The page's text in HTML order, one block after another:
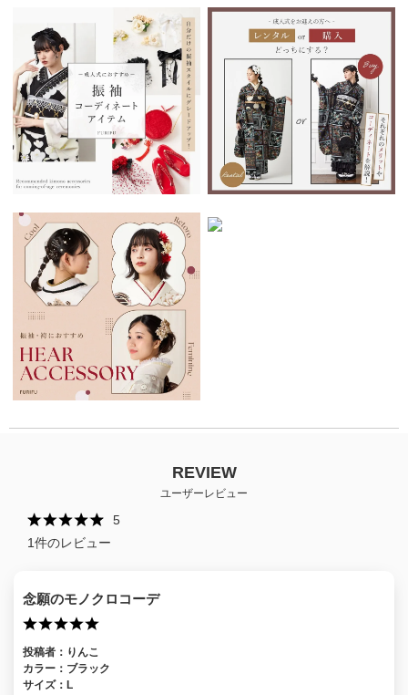
REVIEW
ユーザーレビュー
5
1件のレビュー
念願のモノクロコーデ
投稿者： りんこ
カラー： ブラック
サイズ： L